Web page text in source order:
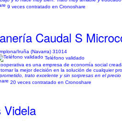
9 veces contratado en Cronoshare
Caudal S
Iruña (Navarra) 31014
Teléfono validado
es una empresa de economía social
la mejor decisión en la solución de cualquier
trato excelente y sin sorpresas en el
20 veces contratado en Cronoshare
Videla